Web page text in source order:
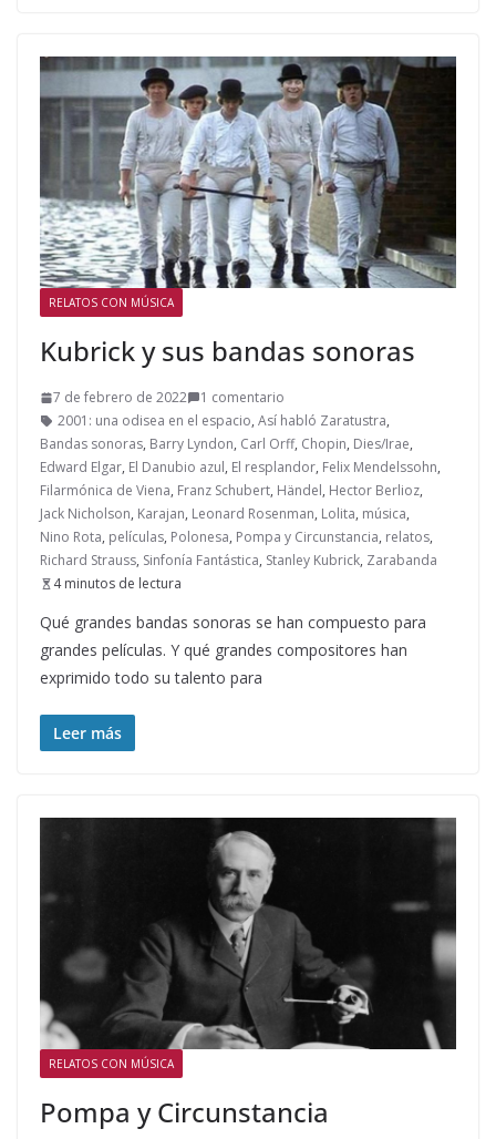
RELATOS CON MÚSICA
Kubrick y sus bandas sonoras
7 de febrero de 2022
1 comentario
2001: una odisea en el espacio, Así habló Zaratustra,
Bandas sonoras, Barry Lyndon, Carl Orff, Chopin, Dies/Irae,
Edward Elgar, El Danubio azul, El resplandor, Felix Mendelssohn,
Filarmónica de Viena, Franz Schubert, Händel, Hector Berlioz,
Jack Nicholson, Karajan, Leonard Rosenman, Lolita, música,
Nino Rota, películas, Polonesa, Pompa y Circunstancia, relatos,
Richard Strauss, Sinfonía Fantástica, Stanley Kubrick, Zarabanda
4 minutos de lectura
Qué grandes bandas sonoras se han compuesto para
grandes películas. Y qué grandes compositores han
exprimido todo su talento para
Leer más
RELATOS CON MÚSICA
Pompa y Circunstancia